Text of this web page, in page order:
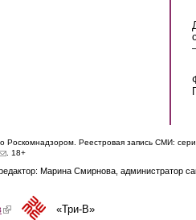
Роскомнадзором. Реестровая запись СМИ:
sends e-mail)
. 18+
Марина Смирнова, администратор
(link is external)«Три-В»